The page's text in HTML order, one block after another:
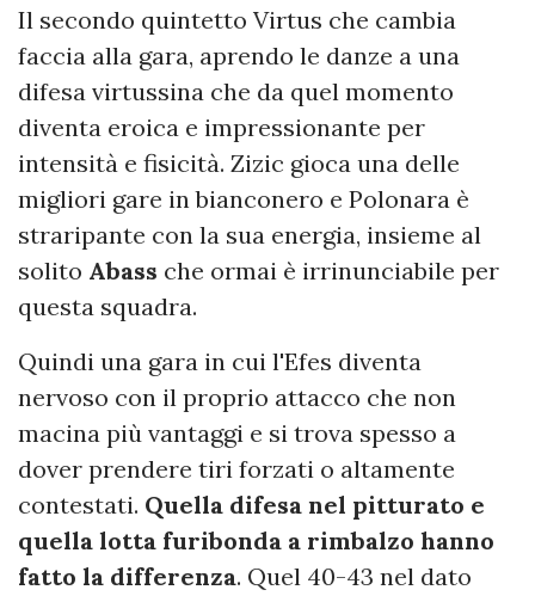
Il secondo quintetto Virtus che cambia
faccia alla gara, aprendo le danze a una
difesa virtussina che da quel momento
diventa eroica e impressionante per
intensità e fisicità. Zizic gioca una delle
migliori gare in bianconero e Polonara è
straripante con la sua energia, insieme al
solito Abass che ormai è irrinunciabile per
questa squadra.
Quindi una gara in cui l'Efes diventa
nervoso con il proprio attacco che non
macina più vantaggi e si trova spesso a
dover prendere tiri forzati o altamente
contestati. Quella difesa nel pitturato e
quella lotta furibonda a rimbalzo hanno
fatto la differenza. Quel 40-43 nel dato